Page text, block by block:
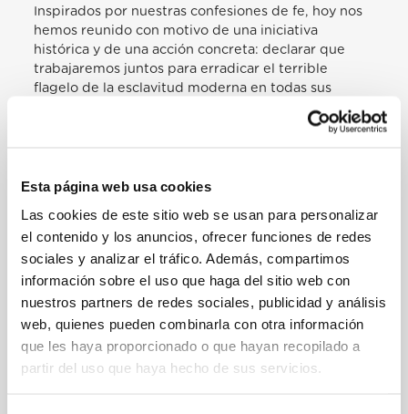
Esta página web usa cookies
Las cookies de este sitio web se usan para personalizar
el contenido y los anuncios, ofrecer funciones de redes
sociales y analizar el tráfico. Además, compartimos
información sobre el uso que haga del sitio web con
nuestros partners de redes sociales, publicidad y análisis
web, quienes pueden combinarla con otra información
que les haya proporcionado o que hayan recopilado a
partir del uso que haya hecho de sus servicios.
Inspirados por nuestras confesiones de fe, hoy nos
hemos reunido con motivo de una iniciativa
histórica y de una acción concreta: declarar que
trabajaremos juntos para erradicar el terrible
flagelo de la esclavitud moderna en todas sus
[…] Por eso, declaramos en nombre de todos y de
forzado, prostitución, explotación de órganos, es un
crimen de lesa humanidad. Sus víctimas son de
toda condición, pero las más veces se hayan entre
los más pobres y vulnerables de nuestros hermanos
y hermanas.[…]
[…] A pesar de los grandes esfuerzos de muchos, la
esclavitud moderna sigue siendo un flagelo atroz
que está presente a gran escala en todo el mundo,
incluso como turismo. Este crimen de lesa
humanidad se enmascara en aparentes costumbres